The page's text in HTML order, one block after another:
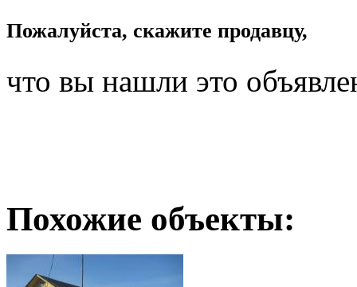
Пожалуйста, скажите продавцу,
что вы нашли это
Похожие объекты: